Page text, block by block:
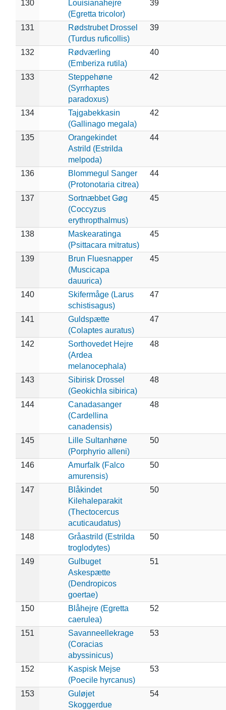
130
Louisianahejre
(Egretta tricolor)
39
131
Rødstrubet Drossel
(Turdus ruficollis)
39
132
Rødværling
(Emberiza rutila)
40
133
Steppehøne
(Syrrhaptes
paradoxus)
42
134
Tajgabekkasin
(Gallinago megala)
42
135
Orangekindet
Astrild (Estrilda
melpoda)
44
136
Blommegul Sanger
(Protonotaria citrea)
44
137
Sortnæbbet Gøg
(Coccyzus
erythropthalmus)
45
138
Maskearatinga
(Psittacara mitratus)
45
139
Brun Fluesnapper
(Muscicapa
dauurica)
45
140
Skifermåge (Larus
schistisagus)
47
141
Guldspætte
(Colaptes auratus)
47
142
Sorthovedet Hejre
(Ardea
melanocephala)
48
143
Sibirisk Drossel
(Geokichla sibirica)
48
144
Canadasanger
(Cardellina
canadensis)
48
145
Lille Sultanhøne
(Porphyrio alleni)
50
146
Amurfalk (Falco
amurensis)
50
147
Blåkindet
Kilehaleparakit
(Thectocercus
acuticaudatus)
50
148
Gråastrild (Estrilda
troglodytes)
50
149
Gulbuget
Askespætte
(Dendropicos
goertae)
51
150
Blåhejre (Egretta
caerulea)
52
151
Savanneellekrage
(Coracias
abyssinicus)
53
152
Kaspisk Mejse
(Poecile hyrcanus)
53
153
Guløjet
Skoggerdue
54